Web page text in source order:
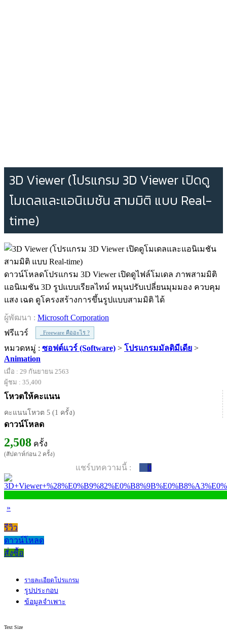
3D Viewer (โปรแกรม 3D Viewer เปิดดู
โมเดลและแอนิเมชัน สามมิติ แบบ Real-
time)
ดาวน์โหลดโปรแกรม 3D Viewer เปิดดูไฟล์โมเดล ภาพสามมิติ
แอนิเมชัน 3D รูปแบบเรียลไทม์ หมุนปรับเปลี่ยนมุมมอง ควบคุม
แสง เฉด ดูโครงสร้างการขึ้นรูปแบบสามมิติ ได้
ผู้พัฒนา : Microsoft Corporation
ฟรีแวร์
Freeware คืออะไร ?
หมวดหมู่ : ซอฟต์แวร์ (Software) > โปรแกรมมัลติมีเดีย >
Animation
เมื่อ : 29 กันยายน 2563
ผู้ชม : 35,400
โหวตให้คะแนน
คะแนนโหวต 5 (1 ครั้ง)
ดาวน์โหลด
2,508 ครั้ง
(สัปดาห์ก่อน 2 ครั้ง)
แชร์บทความนี้ : 0
»
รีวิว
ดาวน์โหลด
สั่งซื้อ
รายละเอียดโปรแกรม
รูปประกอบ
ข้อมูลจำเพาะ
Text Size